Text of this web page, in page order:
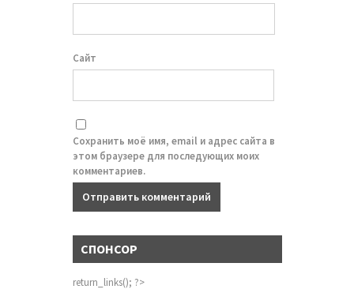
Сайт
Сохранить моё имя, email и адрес сайта в
этом браузере для последующих моих
комментариев.
СПОНСОР
return_links(); ?>